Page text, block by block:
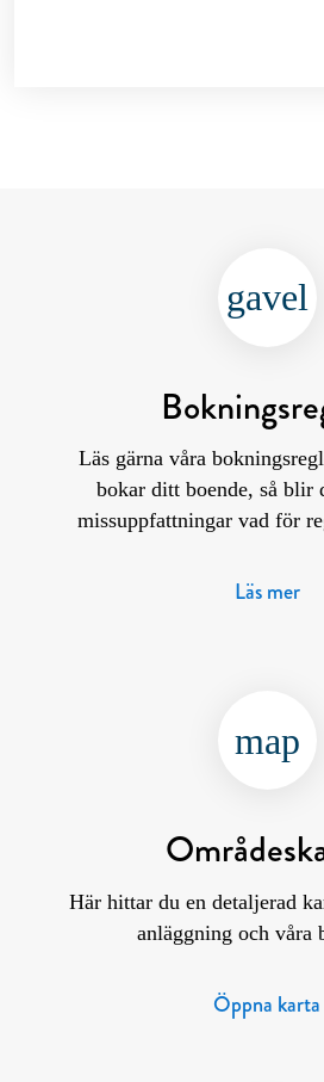
gavel
Läs gärna våra
bokar ditt boende, så blir
missuppfattningar vad för
Läs mer
map
Här hittar du en detaljerad
anläggning och våra
Öppna karta